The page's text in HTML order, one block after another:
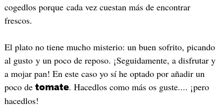
cogedlos porque cada vez cuestan más de encontrar
frescos.
El plato no tiene mucho misterio: un buen sofrito, picando
al gusto y un poco de reposo. ¡Seguidamente, a disfrutar y
a mojar pan! En este caso yo sí he optado por añadir un
poco de tomate. Hacedlos como más os guste.... ¡pero
hacedlos!